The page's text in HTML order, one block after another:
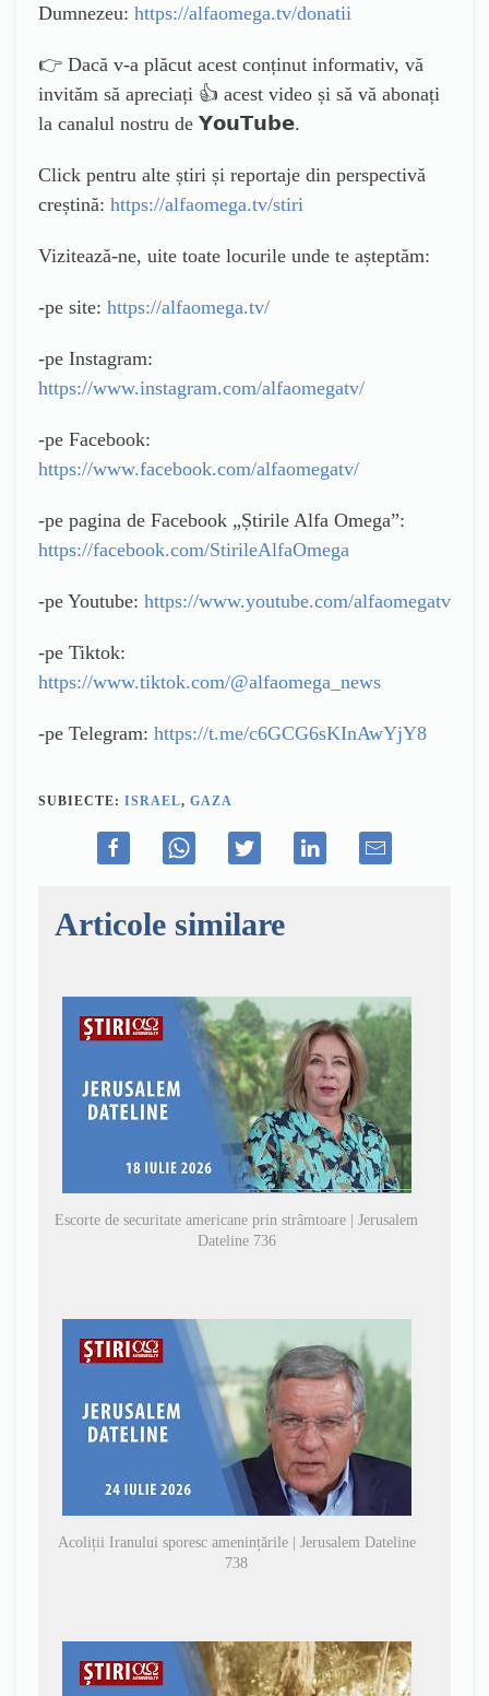
Dumnezeu: https://alfaomega.tv/donatii
👉 Dacă v-a plăcut acest conținut informativ, vă
invităm să apreciați 👍 acest video și să vă abonați
la canalul nostru de 𝗬𝗼𝘂𝗧𝘂𝗯𝗲.
Click pentru alte știri și reportaje din perspectivă
creștină: https://alfaomega.tv/stiri
Vizitează-ne, uite toate locurile unde te așteptăm:
-pe site: https://alfaomega.tv/
-pe Instagram:
https://www.instagram.com/alfaomegatv/
-pe Facebook:
https://www.facebook.com/alfaomegatv/
-pe pagina de Facebook „Știrile Alfa Omega”:
https://facebook.com/StirileAlfaOmega
-pe Youtube: https://www.youtube.com/alfaomegatv
-pe Tiktok:
https://www.tiktok.com/@alfaomega_news
-pe Telegram: https://t.me/c6GCG6sKInAwYjY8
SUBIECTE: ISRAEL, GAZA
Articole similare
Escorte de securitate americane prin strâmtoare | Jerusalem
Dateline 736
Acoliții Iranului sporesc amenințările | Jerusalem Dateline
738